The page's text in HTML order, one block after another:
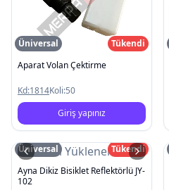
Üniversal
Tükendi
Aparat Volan Çektirme
Kd:1814Koli:50
Giriş yapınız
Resim Yüklenemedi
Üniversal
Tükendi
Ayna Dikiz Bisiklet Reflektörlü JY-
102